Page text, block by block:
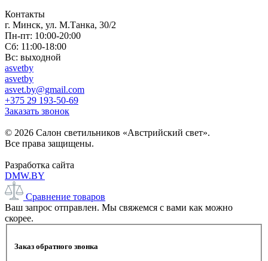
Контакты
г. Минск, ул. М.Танка, 30/2
Пн-пт: 10:00-20:00
Сб: 11:00-18:00
Вс: выходной
asvetby
asvetby
asvet.by@gmail.com
+375 29 193-50-69
Заказать звонок
© 2026 Салон светильников «Австрийский свет».
Все права защищены.
Разработка сайта
DMW.BY
Сравнение товаров
Ваш запрос отправлен. Мы свяжемся с вами как можно
скорее.
Заказ обратного звонка